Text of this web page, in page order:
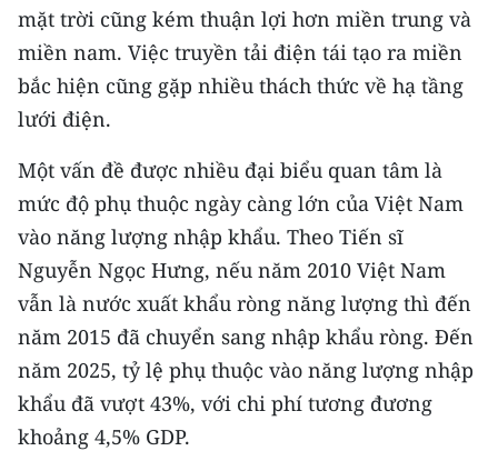
VỀ BÁO NHÂN DÂN
THỜI NAY
NHÂN DÂN HẰNG THÁNG
MUA BÁO
ĐỌC BÁO IN
ENGLISH
中文
mặt trời cũng kém thuận lợi hơn miền trung và
miền nam. Việc truyền tải điện tái tạo ra miền
bắc hiện cũng gặp nhiều thách thức về hạ tầng
lưới điện.
Một vấn đề được nhiều đại biểu quan tâm là
mức độ phụ thuộc ngày càng lớn của Việt Nam
vào năng lượng nhập khẩu. Theo Tiến sĩ
Nguyễn Ngọc Hưng, nếu năm 2010 Việt Nam
vẫn là nước xuất khẩu ròng năng lượng thì đến
năm 2015 đã chuyển sang nhập khẩu ròng. Đến
năm 2025, tỷ lệ phụ thuộc vào năng lượng nhập
khẩu đã vượt 43%, với chi phí tương đương
khoảng 4,5% GDP.